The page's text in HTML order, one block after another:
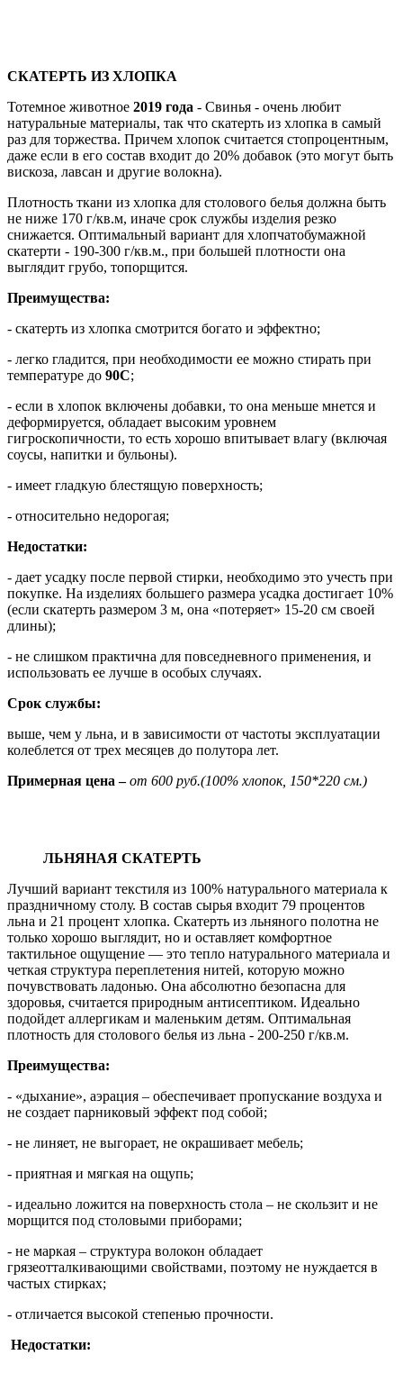
СКАТЕРТЬ ИЗ ХЛОПКА
Тотемное животное 2019 года - Свинья - очень любит
натуральные материалы, так что скатерть из хлопка в самый
раз для торжества. Причем хлопок считается стопроцентным,
даже если в его состав входит до 20% добавок (это могут быть
вискоза, лавсан и другие волокна).
Плотность ткани из хлопка для столового белья должна быть
не ниже 170 г/кв.м, иначе срок службы изделия резко
снижается. Оптимальный вариант для хлопчатобумажной
скатерти - 190-300 г/кв.м., при большей плотности она
выглядит грубо, топорщится.
Преимущества:
- скатерть из хлопка смотрится богато и эффектно;
- легко гладится, при необходимости ее можно стирать при
температуре до 90С;
- если в хлопок включены добавки, то она меньше мнется и
деформируется, обладает высоким уровнем
гигроскопичности, то есть хорошо впитывает влагу (включая
соусы, напитки и бульоны).
- имеет гладкую блестящую поверхность;
- относительно недорогая;
Недостатки:
- дает усадку после первой стирки, необходимо это учесть при
покупке. На изделиях большего размера усадка достигает 10%
(если скатерть размером 3 м, она «потеряет» 15-20 см своей
длины);
- не слишком практична для повседневного применения, и
использовать ее лучше в особых случаях.
Срок службы:
выше, чем у льна, и в зависимости от частоты эксплуатации
колеблется от трех месяцев до полутора лет.
Примерная цена –от 600 руб.(100% хлопок, 150*220 см.)
ЛЬНЯНАЯ СКАТЕРТЬ
Лучший вариант текстиля из 100% натурального материала к
праздничному столу. В состав сырья входит 79 процентов
льна и 21 процент хлопка. Скатерть из льняного полотна не
только хорошо выглядит, но и оставляет комфортное
тактильное ощущение — это тепло натурального материала и
четкая структура переплетения нитей, которую можно
почувствовать ладонью. Она абсолютно безопасна для
здоровья, считается природным антисептиком. Идеально
подойдет аллергикам и маленьким детям. Оптимальная
плотность для столового белья из льна - 200-250 г/кв.м.
Преимущества:
- «дыхание», аэрация – обеспечивает пропускание воздуха и
не создает парниковый эффект под собой;
- не линяет, не выгорает, не окрашивает мебель;
- приятная и мягкая на ощупь;
- идеально ложится на поверхность стола – не скользит и не
морщится под столовыми приборами;
- не маркая – структура волокон обладает
грязеотталкивающими свойствами, поэтому не нуждается в
частых стирках;
- отличается высокой степенью прочности.
Недостатки: